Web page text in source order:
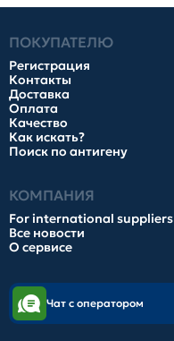
ПОКУПАТЕЛЮ
Регистрация
Контакты
Доставка
Оплата
Качество
Как искать?
Поиск по антигену
КОМПАНИЯ
For international suppliers
Все новости
О сервисе
Чат с оператором